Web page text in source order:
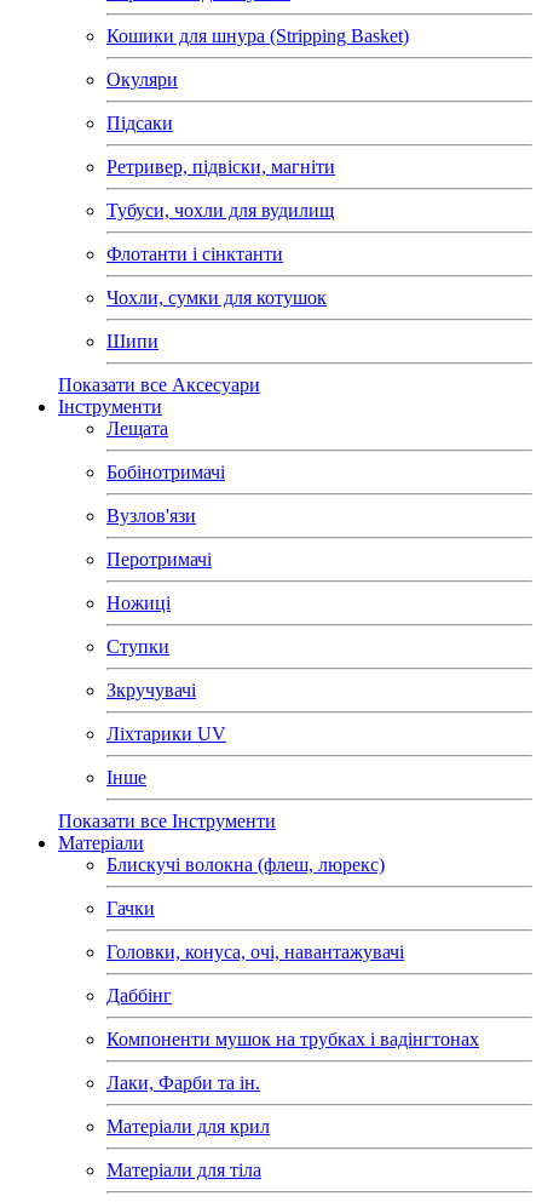
Кошики для шнура (Stripping Basket)
Окуляри
Підсаки
Ретривер, підвіски, магніти
Тубуси, чохли для вудилищ
Флотанти і сінктанти
Чохли, сумки для котушок
Шипи
Показати все Аксесуари
Інструменти
Лещата
Бобінотримачі
Вузлов'язи
Перотримачі
Ножиці
Ступки
Зкручувачі
Ліхтарики UV
Інше
Показати все Інструменти
Матеріали
Блискучі волокна (флеш, люрекс)
Гачки
Головки, конуса, очі, навантажувачі
Даббінг
Компоненти мушок на трубках і вадінгтонах
Лаки, Фарби та ін.
Матеріали для крил
Матеріали для тіла